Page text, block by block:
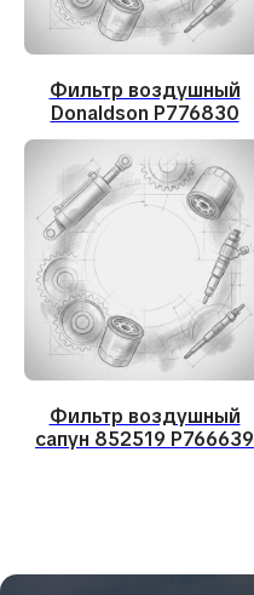
Фильтр воздушный
Donaldson P776830
Фильтр воздушный
сапун 852519 P766639
Ремонт ратраков
Диагностика
Ввод в эксплуатацию
Установка WEBASTO
Установка допоборудования
Навигация
О компании
Продажа запчастей
Наши работы
Контакты
Консультация инженера